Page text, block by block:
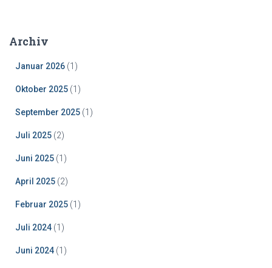
Archiv
Januar 2026 (1)
Oktober 2025 (1)
September 2025 (1)
Juli 2025 (2)
Juni 2025 (1)
April 2025 (2)
Februar 2025 (1)
Juli 2024 (1)
Juni 2024 (1)